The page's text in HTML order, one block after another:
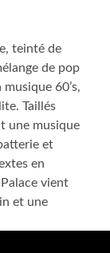
teinté de
de pop
60’s,
Taillés
une musique
et
en
vient
et une